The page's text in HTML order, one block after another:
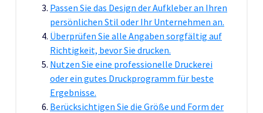
Passen Sie das Design der Aufkleber an Ihren
persönlichen Stil oder Ihr Unternehmen an.
Überprüfen Sie alle Angaben sorgfältig auf
Richtigkeit, bevor Sie drucken.
Nutzen Sie eine professionelle Druckerei
oder ein gutes Druckprogramm für beste
Ergebnisse.
Berücksichtigen Sie die Größe und Form der